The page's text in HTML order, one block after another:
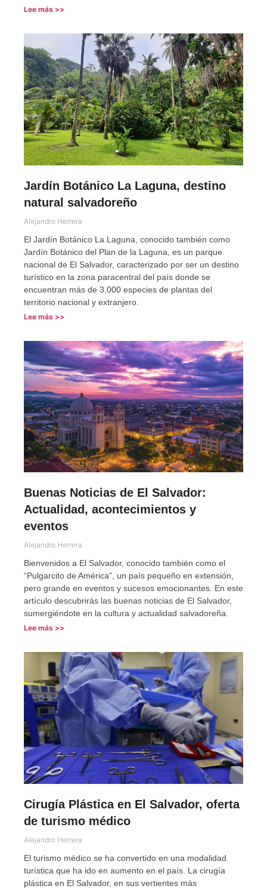
Lee más >>
Jardín Botánico La Laguna, destino
natural salvadoreño
Alejandro Herrera
El Jardín Botánico La Laguna, conocido también como
Jardín Botánico del Plan de la Laguna, es un parque
nacional de El Salvador, caracterizado por ser un destino
turístico en la zona paracentral del país donde se
encuentran más de 3,000 especies de plantas del
territorio nacional y extranjero.
Lee más >>
Buenas Noticias de El Salvador:
Actualidad, acontecimientos y
eventos
Alejandro Herrera
Bienvenidos a El Salvador, conocido también como el
“Pulgarcito de América”, un país pequeño en extensión,
pero grande en eventos y sucesos emocionantes. En este
artículo descubrirás las buenas noticias de El Salvador,
sumergiéndote en la cultura y actualidad salvadoreña.
Lee más >>
Cirugía Plástica en El Salvador, oferta
de turismo médico
Alejandro Herrera
El turismo médico se ha convertido en una modalidad
turística que ha ido en aumento en el país. La cirugía
plástica en El Salvador, en sus vertientes más